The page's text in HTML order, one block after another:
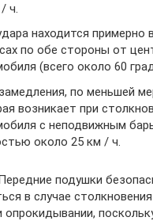
ч.
находится примерно
по обе стороны от
(всего около 60
по меньшей
возникает при
с неподвижным
около 25 км / ч.
подушки
в случае
опрокидывании,